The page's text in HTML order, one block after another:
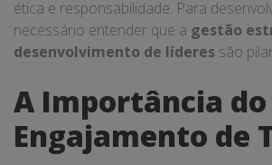
ética e responsabilidade. Para
necessário entender que a gestão
desenvolvimento de líderes são
A Importância do
Engajamento de